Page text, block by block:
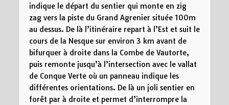
indique le départ du sentier qui monte en zig
zag vers la piste du Grand Agrenier située 100m
au dessus. De là l’itinéraire repart à l’Est et suit le
cours de la Nesque sur environ 3 km avant de
bifurquer à droite dans la Combe de Vautorte,
puis remonte jusqu’à l’intersection avec le vallat
de Conque Verte où un panneau indique les
différentes orientations. De là un joli sentier en
forêt par à droite et permet d’interrompre la